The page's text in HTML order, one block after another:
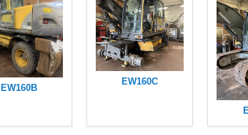
EW160B
EW160C